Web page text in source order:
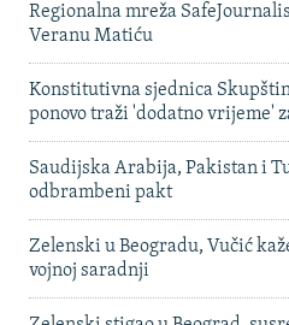
Regionalna mreža
Veranu Matiću
Konstitutivna sjednica
ponovo traži 'dodatno vrijeme'
Saudijska Arabija, Pakistan i
odbrambeni pakt
Zelenski u Beogradu, Vučić
vojnoj saradnji